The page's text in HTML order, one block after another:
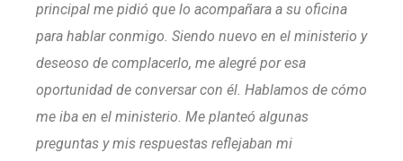
principal me pidió que lo acompañara a su oficina
para hablar conmigo. Siendo nuevo en el ministerio y
deseoso de complacerlo, me alegré por esa
oportunidad de conversar con él. Hablamos de cómo
me iba en el ministerio. Me planteó algunas
preguntas y mis respuestas reflejaban mi